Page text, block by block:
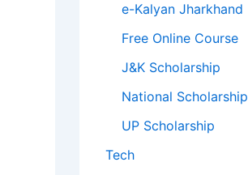
e-Kalyan Jharkhand
Free Online Course
J&K Scholarship
National Scholarship
UP Scholarship
Tech